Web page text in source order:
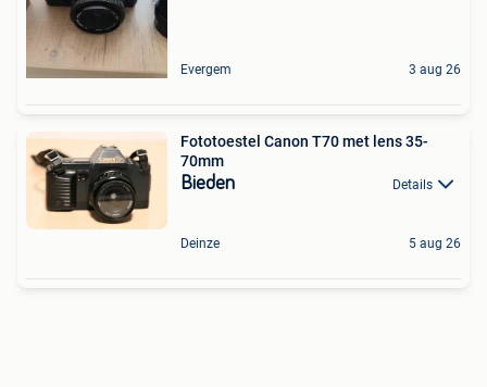
Evergem 3 aug 26
Fototoestel Canon T70 met lens 35-
70mm
Bieden Details
Deinze 5 aug 26